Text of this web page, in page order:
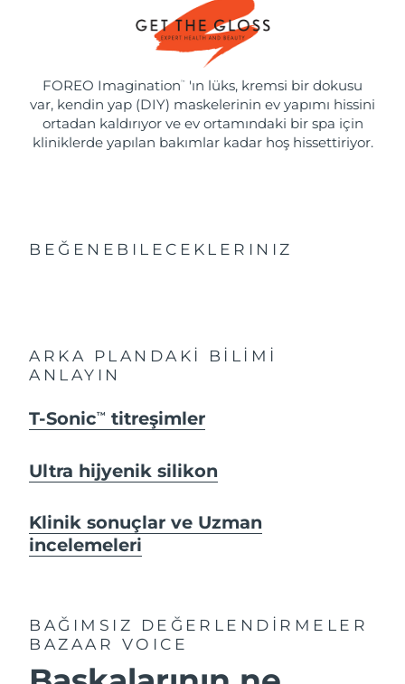
FOREO Imagination ™
'ın lüks, kremsi bir dokusu
var, kendin yap (DIY) maskelerinin ev yapımı hissini
ortadan kaldırıyor ve ev ortamındaki bir spa için
kliniklerde yapılan bakımlar kadar hoş hissettiriyor.
BEĞENEBILECEKLERINIZ
ARKA PLANDAKİ BİLİMİ
ANLAYIN
T-SonicTM titreşimler
Ultra hijyenik silikon
Klinik sonuçlar ve Uzman
incelemeleri
BAĞIMSIZ DEĞERLENDİRMELER
BAZAAR VOICE